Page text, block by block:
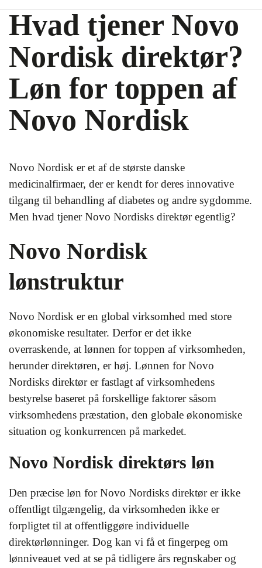
Hvad tjener Novo
Nordisk direktør?
Løn for toppen af
Novo Nordisk
Novo Nordisk er et af de største danske
medicinalfirmaer, der er kendt for deres innovative
tilgang til behandling af diabetes og andre sygdomme.
Men hvad tjener Novo Nordisks direktør egentlig?
Novo Nordisk
lønstruktur
Novo Nordisk er en global virksomhed med store
økonomiske resultater. Derfor er det ikke
overraskende, at lønnen for toppen af virksomheden,
herunder direktøren, er høj. Lønnen for Novo
Nordisks direktør er fastlagt af virksomhedens
bestyrelse baseret på forskellige faktorer såsom
virksomhedens præstation, den globale økonomiske
situation og konkurrencen på markedet.
Novo Nordisk direktørs løn
Den præcise løn for Novo Nordisks direktør er ikke
offentligt tilgængelig, da virksomheden ikke er
forpligtet til at offentliggøre individuelle
direktørlønninger. Dog kan vi få et fingerpeg om
lønniveauet ved at se på tidligere års regnskaber og